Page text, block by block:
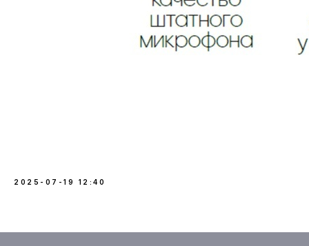
2025-07-19 12:40